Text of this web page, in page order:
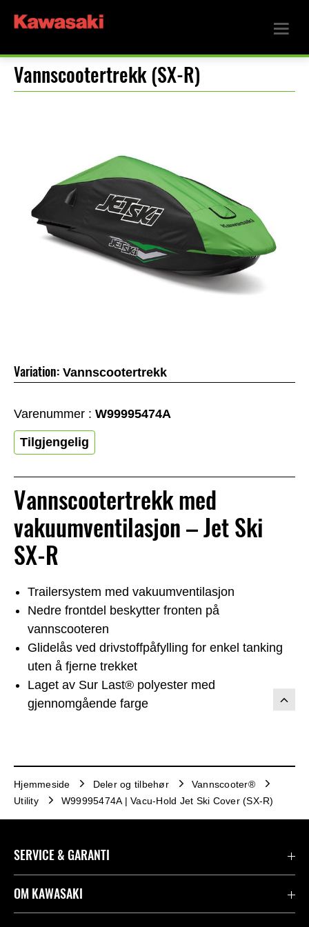
Vannscootertrekk (SX-R)
Vannscootertrekk med
vakuumventilasjon – Jet Ski
SX-R
Trailersystem med vakuumventilasjon
Nedre frontdel beskytter fronten på
vannscooteren
Glidelås ved drivstoffpåfylling for enkel tanking
uten å fjerne trekket
Laget av Sur Last® polyester med
gjennomgående farge
Variation: Vannscootertrekk
Varenummer : W99995474A
Tilgjengelig
Hjemmeside Deler og tilbehør
Vannscooter®
Utility
W99995474A | Vacu-Hold Jet Ski Cover (SX-R)
SERVICE & GARANTI
Garanti
OM KAWASAKI